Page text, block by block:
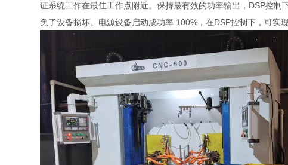
证系统工作在最佳工作点附近。保持最有效的功率输出，DSP控
免了设备损坏。电源设备启动成功率 100%，在DSP控制下，可实